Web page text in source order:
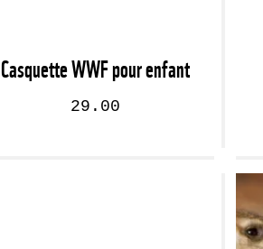
Casquette WWF pour enfant
29.00